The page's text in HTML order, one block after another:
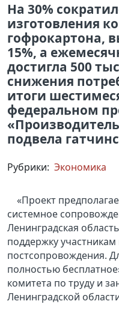
На 30%
изготовления
гофрокартона,
15%, а
достигла 500
снижения
итоги
федеральном
подвела
Рубрики: Экономика
«Проект
системное
Ленинградская
поддержку
постсопровождения.
полностью
комитета по труду и
Ленинградской